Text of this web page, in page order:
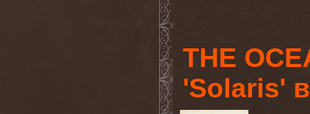
THE
'Solaris'